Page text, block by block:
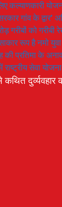
कल्याणकारी
गांव के द्वार’
गरीबों को गरीबी
रूप है नमो
की प्रतिमा के
सेवा
दुर्व्यवहार